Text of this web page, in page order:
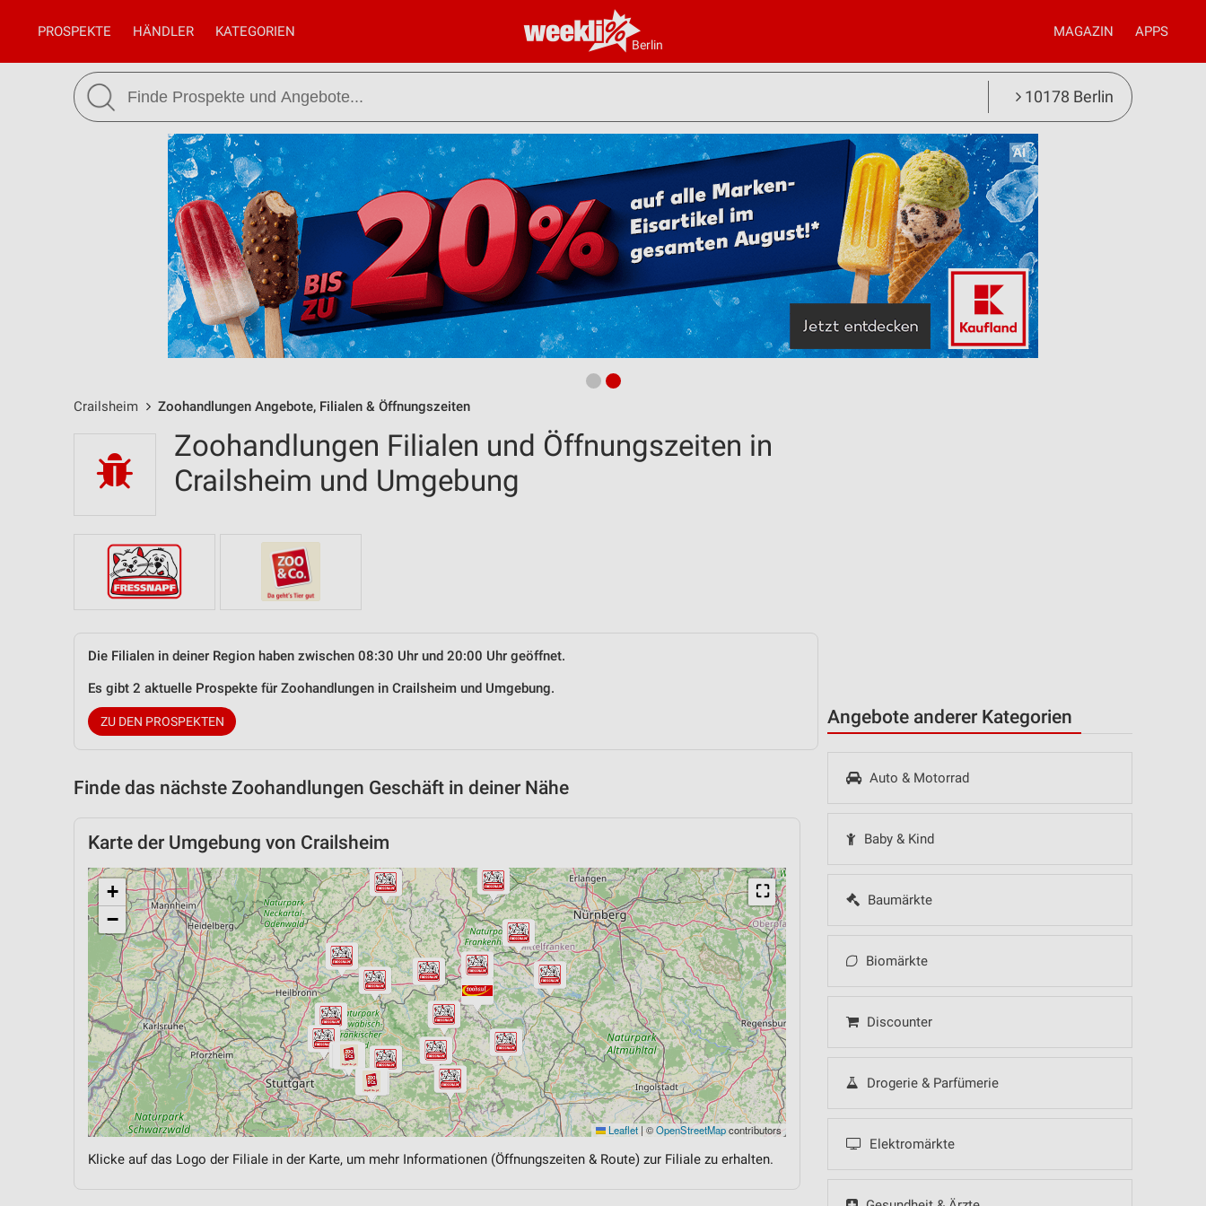
Berlin
PROSPEKTE HÄNDLER KATEGORIEN MAGAZIN APPS
10178 Berlin
Crailsheim Zoohandlungen Angebote, Filialen & Öffnungszeiten
Angebote anderer Kategorien
Auto & Motorrad
Baby & Kind
Baumärkte
Biomärkte
Discounter
Drogerie & Parfümerie
Elektromärkte
Zoohandlungen Filialen und Öffnungszeiten in
Crailsheim und Umgebung
Die Filialen in deiner Region haben zwischen 08:30 Uhr und 20:00 Uhr geöffnet.
Es gibt 2 aktuelle Prospekte für Zoohandlungen in Crailsheim und Umgebung.
ZU DEN PROSPEKTEN
Finde das nächste Zoohandlungen Geschäft in deiner Nähe
Karte der Umgebung von Crailsheim
⛶
+
−
Leaflet | ©OpenStreetMapcontributors
Klicke auf das Logo der Filiale in der Karte, um mehr Informationen (Öffnungszeiten & Route) zur Filiale zu erhalten.